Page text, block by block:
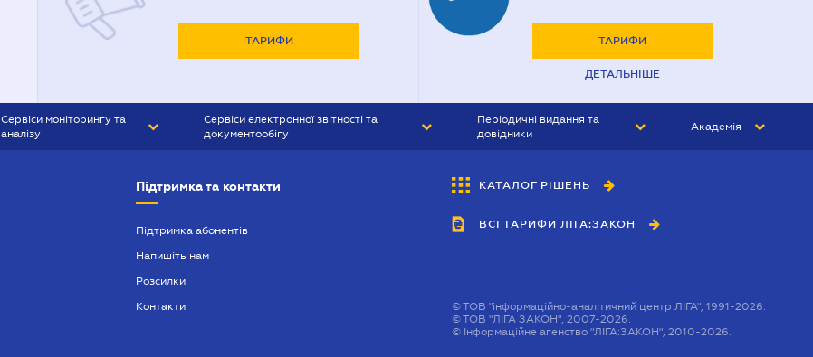
ТАРИФИ ТАРИФИ
ДЕТАЛЬНІШЕ
Сервіси моніторингу та
аналізу
Сервіси електронної звітності та
документообігу
Періодичні видання та
довідники
БУХГАЛТЕР&ЗАКОН
ВІСНИК МСФЗ
Академія
Підтримка та контакти
Підтримка абонентів
Напишіть нам
Розсилки
Контакти
КАТАЛОГ РІШЕНЬ
ВСІ ТАРИФИ ЛІГА:ЗАКОН
©ТОВ "інформаційно-аналітичний центр ЛІГА", 1991-2026.
©ТОВ "ЛІГА ЗАКОН", 2007-2026.
© Інформаційне агенство "ЛІГА:ЗАКОН", 2010-2026.